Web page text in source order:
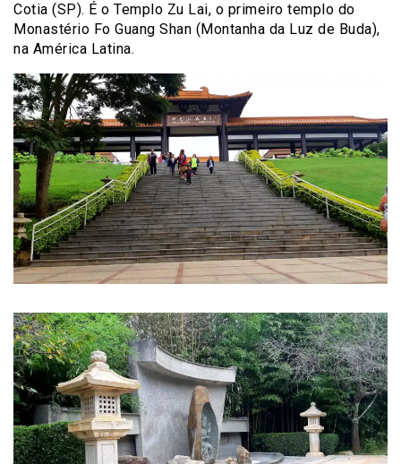
Cotia (SP). É o Templo Zu Lai, o primeiro templo do
Monastério Fo Guang Shan (Montanha da Luz de Buda),
na América Latina.